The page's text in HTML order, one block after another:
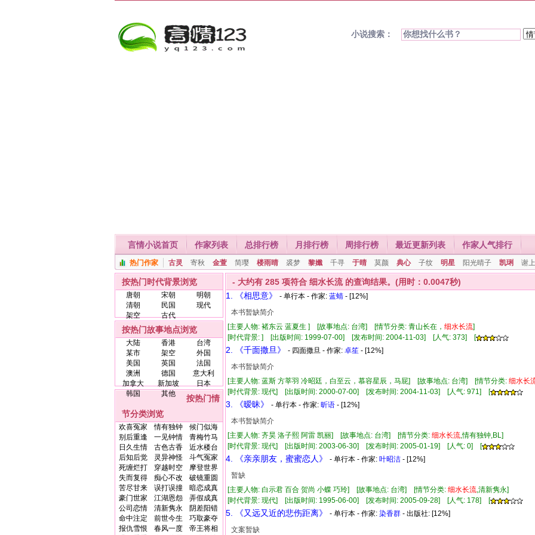
小说搜索：
言情小说首页 作家列表 总排行榜 月排行榜 周排行榜 最近更新列表 作家人气排行
热门作家 古灵 寄秋 金萱 简璎 楼雨晴 裘梦 黎孅 千寻 于晴 莫颜 典心 子纹 明星 阳光晴子 凯琍 谢
按热门时代背景浏览
唐朝 宋朝
明朝
清朝
民国
现代
架空
古代
按热门故事地点浏览
大陆 香港
台湾
某市
架空
外国
美国
英国
法国
澳洲
德国
意大利
加拿大
新加坡
日本
韩国
其他
按热门情
节分类浏览
欢喜冤家 情有独钟
候门似海
别后重逢
一见钟情
青梅竹马
日久生情
古色古香
近水楼台
后知后觉
灵异神怪
斗气冤家
死缠烂打
穿越时空
摩登世界
失而复得
痴心不改
破镜重圆
苦尽甘来
误打误撞
暗恋成真
豪门世家
江湖恩怨
弄假成真
公司恋情
清新隽永
阴差阳错
命中注定
前世今生
巧取豪夺
报仇雪恨
春风一度
帝王将相
- 大约有 285 项符合 细水长流的查询结果。(用时：0.0047秒)
1. 《相思意》
- 单行本 - 作家: 蓝蜻 - [12%]
本书暂缺简介
[主要人物: 褚东云 蓝夏生 ] [故事地点: 台湾] [情节分类: 青山长在， 细水长流]
[时代背景: ] [出版时间: 1999-07-00] [发布时间: 2004-11-03] [人气: 373] [
2. 《千面撒旦》 - 四面撒旦 - 作家: 卓笙 - [12%]
本书暂缺简介
[主要人物: 蓝斯 方莘羽 冷昭廷，白至云，慕容星辰，马屁] [故事地点: 台湾] [情节分类: 细水长
[时代背景: 现代] [出版时间: 2000-07-00] [发布时间: 2004-11-03] [人气: 971] [
3. 《暧昧》 - 单行本 - 作家: 昕语 - [12%]
本书暂缺简介
[主要人物: 齐昊 洛子熙 阿雷 凯丽] [故事地点: 台湾] [情节分类: 细水长流,情有独钟,BL]
[时代背景: 现代] [出版时间: 2003-06-30] [发布时间: 2005-01-19] [人气: 0] [
4. 《亲亲朋友，蜜蜜恋人》 - 单行本 - 作家: 叶昭洁 - [12%]
暂缺
[主要人物: 白示君 百合 贺尚 小蝶 巧玲] [故事地点: 台湾] [情节分类: 细水长流,清新隽永]
[时代背景: 现代] [出版时间: 1995-06-00] [发布时间: 2005-09-28] [人气: 178] [
5. 《又远又近的悲伤距离》 - 单行本 - 作家: 染香群 - 出版社: [12%]
文案暂缺